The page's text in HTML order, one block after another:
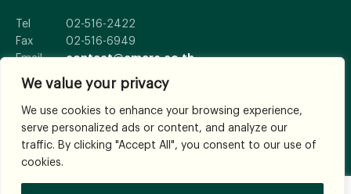
We value your privacy
We use cookies to enhance your browsing experience,
serve personalized ads or content, and analyze our
traffic. By clicking "Accept All", you consent to our use of
cookies.
Tel
02-516-2422
Fax
02-516-6949
Email
contact@amarc.co.th
© 2026
All Rights Reserved.
Terms and Conditions
WHERE TRUST ESTABLISHES